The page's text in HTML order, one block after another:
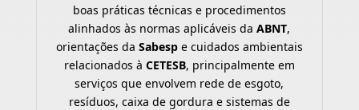
boas práticas técnicas e procedimentos
alinhados às normas aplicáveis daABNT,
orientações da Sabespe cuidados ambientais
relacionados à CETESB, principalmente em
serviços que envolvem rede de esgoto,
resíduos, caixa de gordura e sistemas de